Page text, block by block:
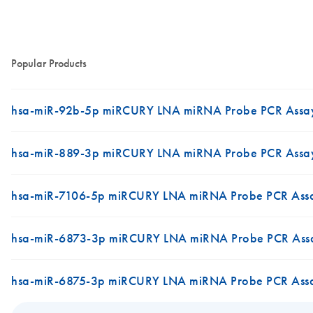
Popular Products
hsa-miR-92b-5p miRCURY LNA miRNA Probe PCR
hsa-miR-889-3p miRCURY LNA miRNA Probe PCR
hsa-miR-7106-5p miRCURY LNA miRNA Probe PCR
hsa-miR-6873-3p miRCURY LNA miRNA Probe PCR
hsa-miR-6875-3p miRCURY LNA miRNA Probe PCR